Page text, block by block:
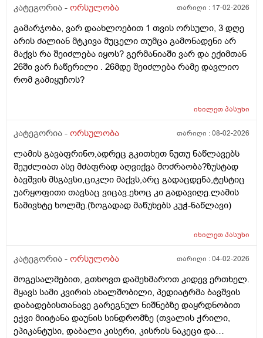
მადლობა!
კატეგორია - ორსულობა თარიღი : 17-02-2026
გამარჯობა, ვარ დაახლოებით 1 თვის ორსული, 3 დღე
არის ძალიან მტკივა მუცელი თუმცა გამონადენი არ
მაქვს რა შეიძლება იყოს? გერმანიაში ვარ და ექიმთან
26ში ვარ ჩაწერილი . 26მდე შეიძლება რამე დავლიო
რომ გამიყუჩოს?
იხილეთპასუხი
კატეგორია - ორსულობა თარიღი :08-02-2026
ლამის გავაფრინო,ადრეც გკითხეთ ნუთუ ნაწლავებს
შეუძლიათ ასე მძაფრად აღვიქვა მოძრაობა?ზუსტად
ბავშვის მსგავსი,ციკლი მაქვს,არც გადაცდენა,ტესტიც
უარყოფითი თავსაც ვიცავ.ეხოც კი გადავიღე.ლამის
წამივხტე ხოლმე.(ზოგადად მაწუხებს კუჭ-ნაწლავი)
იხილეთპასუხი
კატეგორია - ორსულობა თარიღი :04-02-2026
მოგესალმებით, გთხოვთ დამეხმაროთ კიდევ ერთხელ.
მყავს სამი კვირის ახალშობილი, პედიატრმა ბავშვის
დაბადებისთანავე გარეგნულ ნიშნებზე დაყრდნობით
ეჭვი მიიტანა დაუნის სინდრომზე (თვალის ჭრილი,
ეპიკანტუსი, დაბალი კისერი, კისრის ნაკეცი და